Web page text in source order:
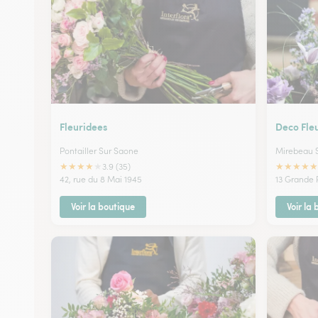
Fleuridees
Pontailler Sur Saone
★★★★
3.9 (35)
42, rue du 8 Mai 1945
Voir la boutique
Deco
Mirebeau
★★★★★
13 Grande
Voir la